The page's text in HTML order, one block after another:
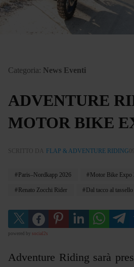
Categoria: News Eventi
ADVENTURE
MOTOR BIKE
SCRITTO DA FLAP & ADVENTURE RIDING
Paris–Nordkapp 2026 Motor Bike Expo
Renato Zocchi Rider Dal tacco al tassello
powered by social2s
Adventure Riding sarà